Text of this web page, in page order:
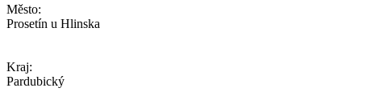
Město:
Prosetín u Hlinska
Kraj:
Pardubický